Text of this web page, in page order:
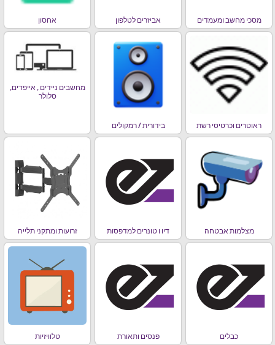
מסכי מחשב ומעמדים אביזרים לטלפון אחסון
ראוטרים וכרטיסי רשת בידורית / רמקולים
מחשבים ניידים , אייפדים,
סלולר
מצלמות אבטחה דיו ו טונרים למדפסות זרועות ומתקני תלייה
כבלים פנסים ותאורת טלוויזיות